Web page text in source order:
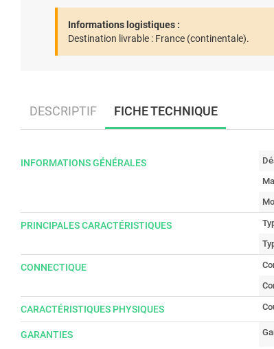
Informations logistiques :
Destination livrable : France (continentale).
DESCRIPTIF FICHE TECHNIQUE
INFORMATIONS GÉNÉRALES
PRINCIPALES CARACTÉRISTIQUES
CONNECTIQUE
CARACTÉRISTIQUES PHYSIQUES
GARANTIES